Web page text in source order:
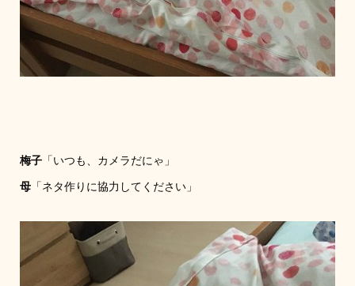
梅子「いつも、カメラだにゃ」
母「ネタ作りに協力してください」